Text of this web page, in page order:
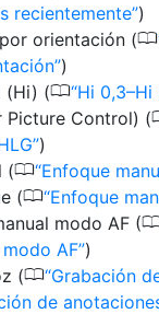
recientemente )
orientación (0
)
(Hi) (0 Hi 0,3–Hi
Picture Control) (
)
(0 Enfoque
(0 Enfoque
modo AF (
AF )
(0 Grabación
de